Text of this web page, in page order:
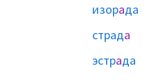
изорада
страда
эстрада